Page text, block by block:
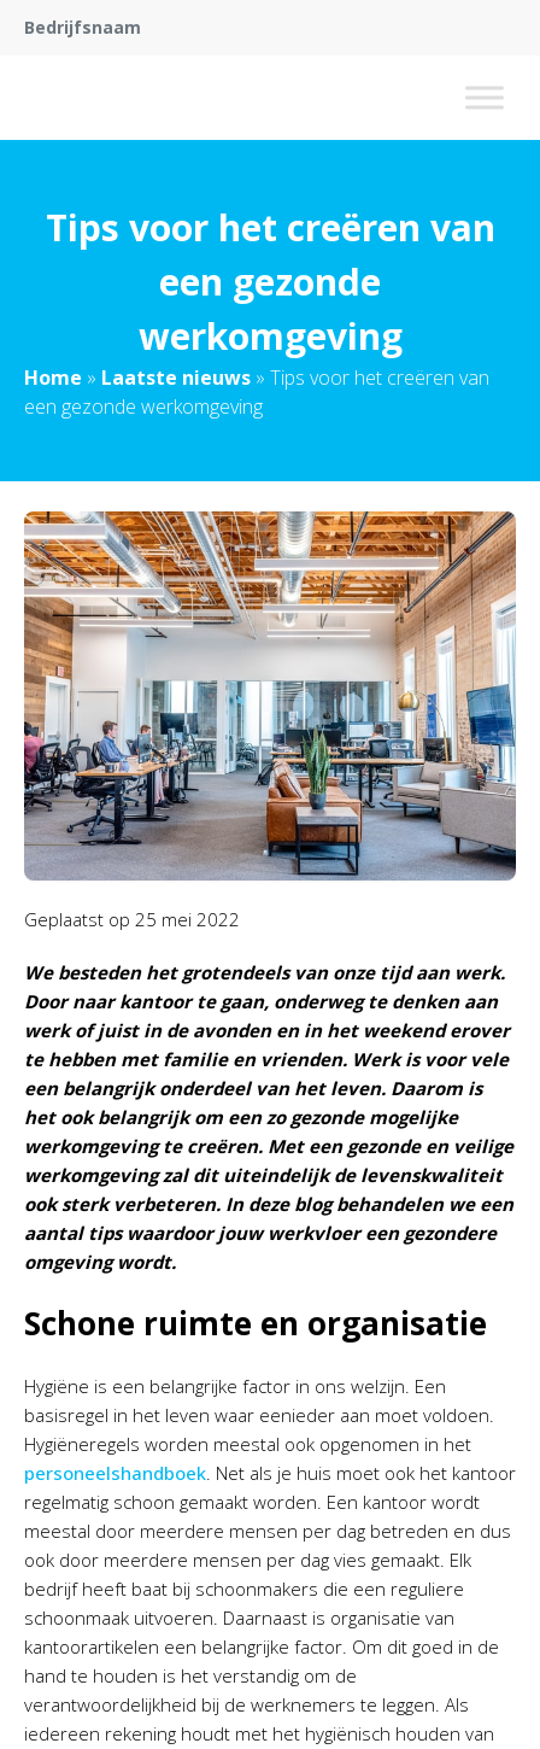
Bedrijfsnaam
Tips voor het creëren van
een gezonde
werkomgeving
Home » Laatste nieuws » Tips voor het creëren van
een gezonde werkomgeving
Geplaatst op 25 mei 2022
We besteden het grotendeels van onze tijd aan werk.
Door naar kantoor te gaan, onderweg te denken aan
werk of juist in de avonden en in het weekend erover
te hebben met familie en vrienden. Werk is voor vele
een belangrijk onderdeel van het leven. Daarom is
het ook belangrijk om een zo gezonde mogelijke
werkomgeving te creëren. Met een gezonde en veilige
werkomgeving zal dit uiteindelijk de levenskwaliteit
ook sterk verbeteren. In deze blog behandelen we een
aantal tips waardoor jouw werkvloer een gezondere
omgeving wordt.
Schone ruimte en organisatie
Hygiëne is een belangrijke factor in ons welzijn. Een
basisregel in het leven waar eenieder aan moet voldoen.
Hygiëneregels worden meestal ook opgenomen in het
personeelshandboek. Net als je huis moet ook het kantoor
regelmatig schoon gemaakt worden. Een kantoor wordt
meestal door meerdere mensen per dag betreden en dus
ook door meerdere mensen per dag vies gemaakt. Elk
bedrijf heeft baat bij schoonmakers die een reguliere
schoonmaak uitvoeren. Daarnaast is organisatie van
kantoorartikelen een belangrijke factor. Om dit goed in de
hand te houden is het verstandig om de
verantwoordelijkheid bij de werknemers te leggen. Als
iedereen rekening houdt met het hygiënisch houden van